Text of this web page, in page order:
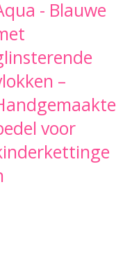
- Blauwe
–
voor